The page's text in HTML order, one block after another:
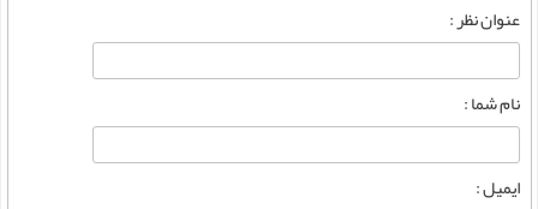
عنوان نظر :
نام شما :
ایمیل :